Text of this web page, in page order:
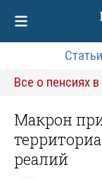
Статьи
Все о пенсиях
Макрон
реалий